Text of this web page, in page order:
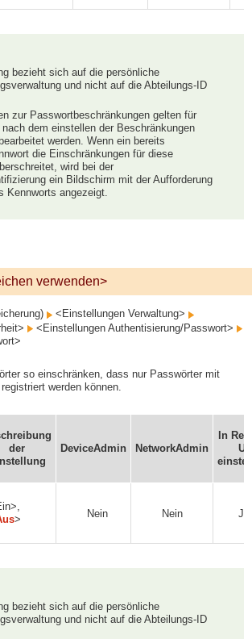
bezieht sich auf die persönliche
und nicht auf die Abteilungs-ID
zur Passwortbeschränkungen gelten für
nach dem einstellen der Beschränkungen
werden. Wenn ein bereits
die Einschränkungen für diese
wird bei der
ein Bildschirm mit der Aufforderung
Kennworts angezeigt.
verwenden>
<Einstellungen Verwaltung>
<Einstellungen Authentisierung/Passwort>
so einschränken, dass nur Passwörter mit
werden können.
der
DeviceAdmin NetworkAdmin
In
UI
> Nein Nein Ja
bezieht sich auf die persönliche
und nicht auf die Abteilungs-ID